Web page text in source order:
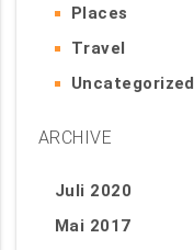
Places
Travel
Uncategorized
ARCHIVE
Juli 2020
Mai 2017